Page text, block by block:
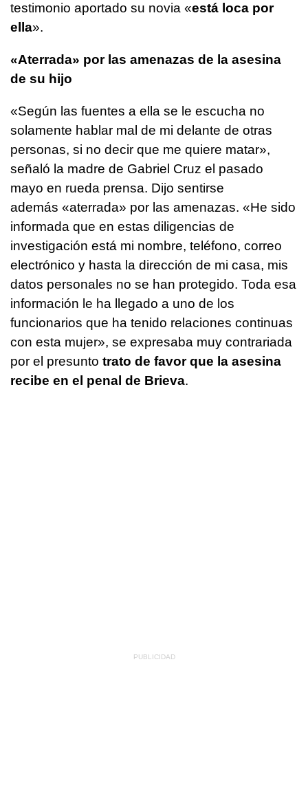
testimonio aportado su novia «está loca por
ella».
«Aterrada» por las amenazas de la asesina
de su hijo
«Según las fuentes a ella se le escucha no
solamente hablar mal de mi delante de otras
personas, si no decir que me quiere matar»,
señaló la madre de Gabriel Cruz el pasado
mayo en rueda prensa. Dijo sentirse
además «aterrada» por las amenazas. «He sido
informada que en estas diligencias de
investigación está mi nombre, teléfono, correo
electrónico y hasta la dirección de mi casa, mis
datos personales no se han protegido. Toda esa
información le ha llegado a uno de los
funcionarios que ha tenido relaciones continuas
con esta mujer», se expresaba muy contrariada
por el presunto trato de favor que la asesina
recibe en el penal de Brieva.